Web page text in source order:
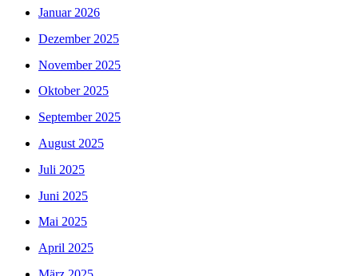
Januar 2026
Dezember 2025
November 2025
Oktober 2025
September 2025
August 2025
Juli 2025
Juni 2025
Mai 2025
April 2025